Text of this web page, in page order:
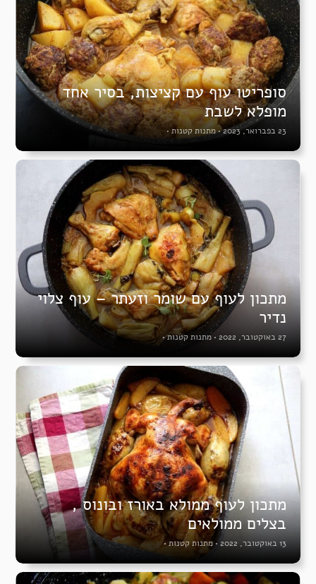
סופריטו עוף עם קציצות, בסיר אחד
מופלא לשבת
23 בפברואר, 2023 •מתנות קטנות •
מתכון לעוף עם שומר וזעתר – עוף צלוי
נדיר
27 באוקטובר, 2022 • מתנות קטנות•
מתכון לעוף ממולא באורז ובונוס ,
בצלים ממולאים
13 באוקטובר, 2022 • מתנות קטנות•